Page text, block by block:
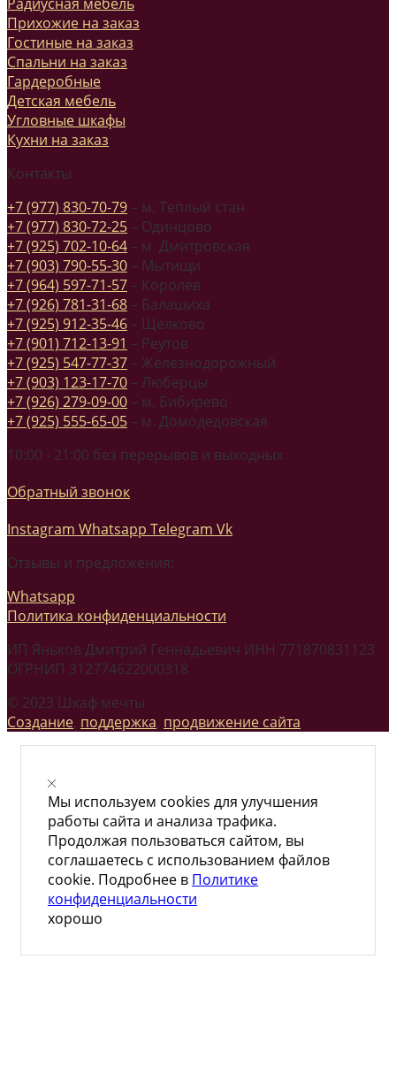
Прихожие на заказ
Гостиные на заказ
Спальни на заказ
Гардеробные
Детская мебель
Угловные шкафы
Кухни на заказ
Контакты
+7 (977) 830-70-79 – м. Теплый стан
+7 (977) 830-72-25 – Одинцово
+7 (925) 702-10-64 – м. Дмитровская
+7 (903) 790-55-30 – Мытищи
+7 (964) 597-71-57 – Королев
+7 (926) 781-31-68 – Балашиха
+7 (925) 912-35-46 – Щелково
+7 (901) 712-13-91 – Реутов
+7 (925) 547-77-37 – Железнодорожный
+7 (903) 123-17-70 – Люберцы
+7 (926) 279-09-00 – м. Бибирево
+7 (925) 555-65-05 – м. Домодедовская
10:00 - 21:00 без перерывов и выходных
Обратный звонок
Instagram Whatsapp Telegram Vk
Отзывы и предложения:
Whatsapp
Политика конфиденциальности
ИП Яньков Дмитрий Геннадьевич ИНН 771870831123
ОГРНИП 312774622000318
© 2023 Шкаф мечты
Создание, поддержка, продвижение сайта
Мы используем cookies для улучшения
работы сайта и анализа трафика.
Продолжая пользоваться сайтом, вы
соглашаетесь с использованием файлов
cookie. Подробнее в Политике
конфиденциальности
хорошо